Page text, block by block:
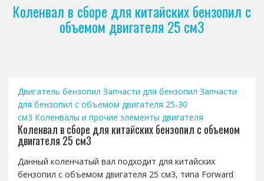
Коленвал в сборе для китайских бензопил с
объемом двигателя 25 см3
Двигатель бензопил Запчасти для бензопил Запчасти
для бензопил с объемом двигателя 25-30
см3 Коленвалы и прочие элементы двигателя
Коленвал в сборе для китайских бензопил с объемом
двигателя 25 см3
Данный коленчатый вал подходит для китайских
бензопил с объемом двигателя 25 см3, типа Forward